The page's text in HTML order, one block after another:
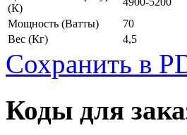
(К)
Мощность (Ватты)
70
Вес (Кг) 4,5
Сохранить в
Коды для